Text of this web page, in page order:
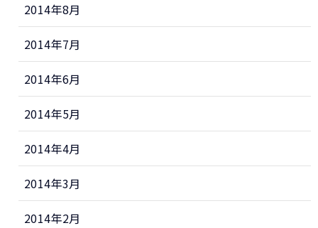
2014年8月
2014年7月
2014年6月
2014年5月
2014年4月
2014年3月
2014年2月